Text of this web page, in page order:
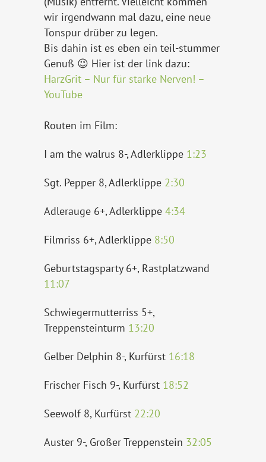
wir irgendwann mal dazu, eine neue
Tonspur drüber zu legen.
Bis dahin ist es eben ein teil-stummer
Genuß 😉 Hier ist der link dazu:
HarzGrit – Nur für starke Nerven! –
YouTube
Routen im Film:
I am the walrus 8-, Adlerklippe 1:23
Sgt. Pepper 8, Adlerklippe 2:30
Adlerauge 6+, Adlerklippe 4:34
Filmriss 6+, Adlerklippe 8:50
Geburtstagsparty 6+, Rastplatzwand
11:07
Schwiegermutterriss 5+,
Treppensteinturm 13:20
Gelber Delphin 8-, Kurfürst 16:18
Frischer Fisch 9-, Kurfürst 18:52
Seewolf 8, Kurfürst 22:20
Auster 9-, Großer Treppenstein 32:05